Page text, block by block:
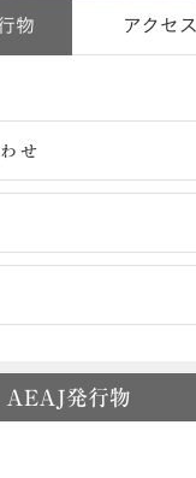
物 アクセス
せ
AEAJ発行物